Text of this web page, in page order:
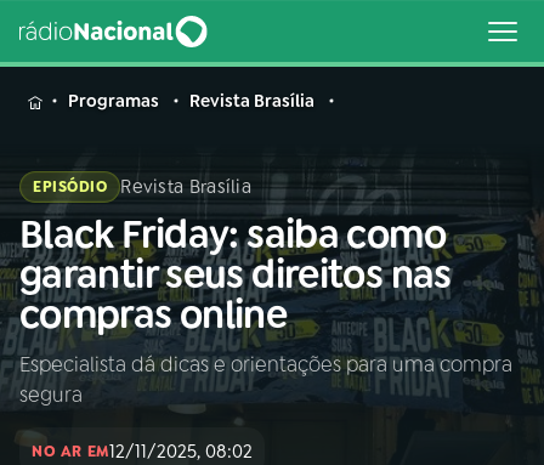
MENU
Buscar
na
Rádio
Nacional
Buscar
AO VIVO
INÍCIO
Programas Revista Brasília
EPISÓDIO Revista Brasília
Black Friday: saiba como
garantir seus direitos nas
compras online
Especialista dá dicas e orientações para uma compra
segura
NO AR EM12/11/2025, 08:02